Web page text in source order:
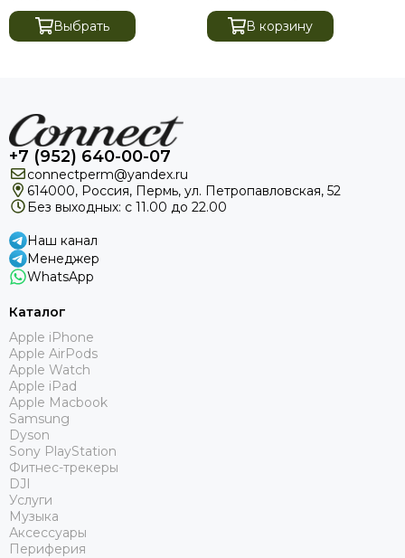
Выбрать В корзину
+7 (952) 640-00-07
connectperm@yandex.ru
614000, Россия, Пермь, ул. Петропавловская, 52
Без выходных: с 11.00 до 22.00
Наш канал
Менеджер
WhatsApp
Каталог
Apple iPhone
Apple AirPods
Apple Watch
Apple iPad
Apple Macbook
Samsung
Dyson
Sony PlayStation
Фитнес-трекеры
DJI
Услуги
Музыка
Аксессуары
Периферия